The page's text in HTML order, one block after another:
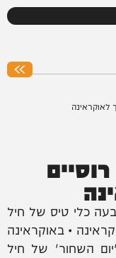
לאוקראינה
כלי טיס של חיל
• באוקראינה
השחור' של חיל